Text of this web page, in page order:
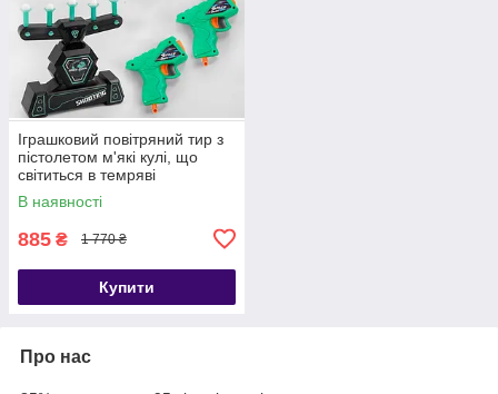
Іграшковий повітряний тир з
пістолетом м'які кулі, що
світиться в темряві
В наявності
885 ₴ 1 770 ₴
Купити
Про нас